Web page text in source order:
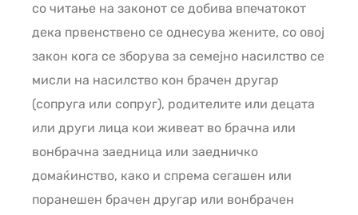
со читање на законот се добива впечатокот
дека првенствено се однесува жените, со овој
закон кога се зборува за семејно насилство се
мисли на насилство кон брачен другар
(сопруга или сопруг), родителите или децата
или други лица кои живеат во брачна или
вонбрачна заедница или заедничко
домаќинство, како и спрема сегашен или
поранешен брачен другар или вонбрачен